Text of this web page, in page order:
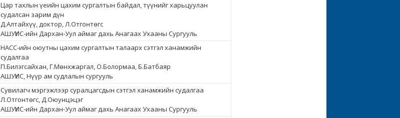
Цар тахлын үеийн цахим сургалтын байдал, түүнийг харьцуулан
судалсан зарим дүн
Д.Алтайхүү, доктор, Л.Отгонтөгс
АШУҮИС-ийн Дархан-Уул аймаг дахь Анагаах Ухааны Сургууль
НАСС-ийн оюутны цахим сургалтын талаарх сэтгэл ханамжийн
судалгаа
П.Билэгсайхан, Г.Мөнхжаргал, О.Болормаа, Б.Батбаяр
АШУҮИС, Нүүр ам судлалын сургууль
Сувилагч мэргэжлээр суралцагсдын сэтгэл ханамжийн судалгаа
Л.Отгонтөгс, Д.Оюунцэцэг
АШУҮИС-ийн Дархан-Уул аймаг дахь Анагаах Ухааны Сургууль